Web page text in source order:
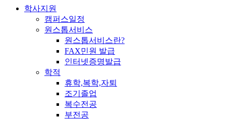
학사지원
캠퍼스일정
원스톱서비스
원스톱서비스란?
FAX민원 발급
인터넷증명발급
학적
휴학,복학,자퇴
조기졸업
복수전공
부전공